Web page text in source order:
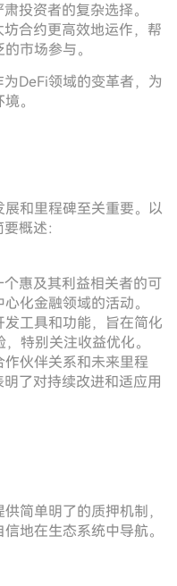
投资者的复杂选择。
坊合约更高效地运作，帮
市场参与。
DeFi领域的变革者，为
。
和里程碑至关重要。以
概述：
惠及其利益相关者的可
化金融领域的活动。
工具和功能，旨在简化
特别关注收益优化。
作伙伴关系和未来里程
了对持续改进和适应用
简单明了的质押机制，
地在生态系统中导航。